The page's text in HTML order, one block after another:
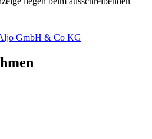
GmbH & Co KG